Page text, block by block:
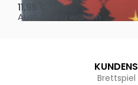
11,95
Ausführung wählen
Brettspiel